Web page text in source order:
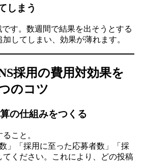
しまう
す。数週間で結果を出そうとする
してしまい、効果が薄れます。
採用の費用対効果を
のコツ
の仕組みをつくる
こと。
」「採用に至った応募者数」「採
てください。これにより、どの投稿